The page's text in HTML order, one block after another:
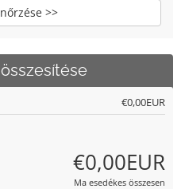
>>
€0,00EUR
€0,00EUR
Ma esedékes összesen